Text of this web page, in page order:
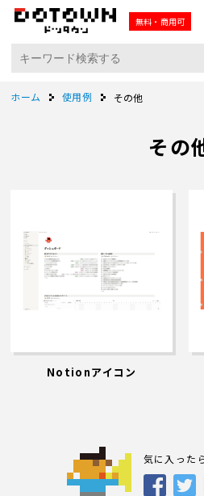
無料・商用可
ホーム 使用例 その他
その
Notionアイコン
気に入った